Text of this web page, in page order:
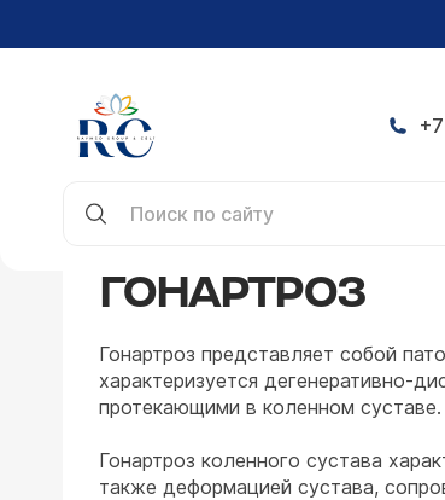
ГОНАРТРОЗ
Гонартроз представляет собой
характеризуется дегенеративно-
протекающими в коленном суставе.
Гонартроз коленного сустава
также деформацией сустава,